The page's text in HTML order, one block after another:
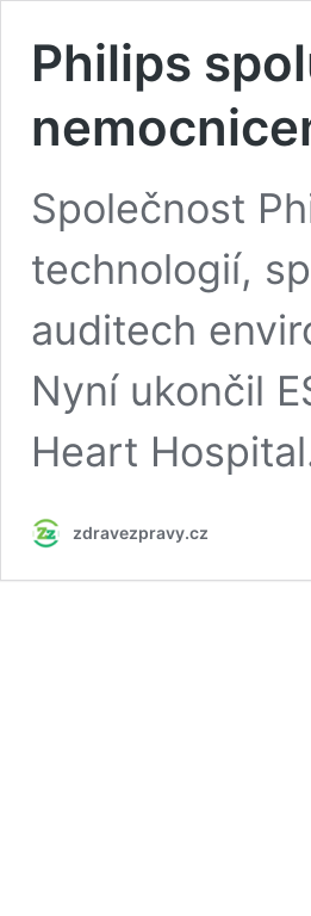
Philips
Společnost
technologií,
auditech
Nyní ukončil
Heart
zdravezpravy.cz